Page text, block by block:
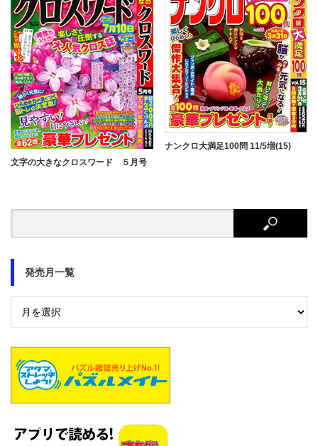
文字の大きなクロスワード ５月号
ナンクロ大満足100問 11/5増(15)
発売月一覧